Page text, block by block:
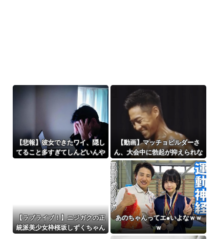
【悲報】彼女できたワイ、隠し
てること多すぎてしんどいんや
【動画】マッチョビルダーさ
ん、大会中に勃起が抑えられな
くなってしまう
【ラブライブ！】ニジガクの正
統派美少女枠桜坂しずくちゃん
あのちゃんってエ●いよなｗｗ
ｗ